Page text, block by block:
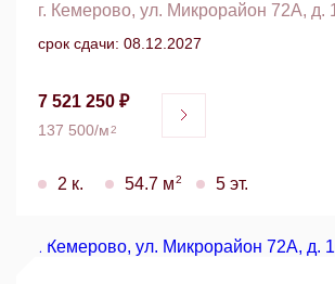
г. Кемерово, ул. Микрорайон 72А, д.
срок сдачи: 08.12.2027
7 521 250 ₽
137 500/м2
2 к. 54.7 м2 5 эт.